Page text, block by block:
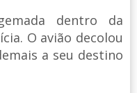
dentro da
O avião decolou
a seu destino